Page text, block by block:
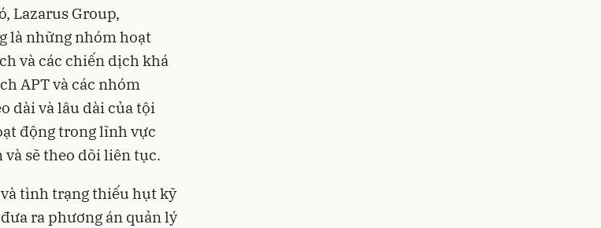
Lazarus Group,
là những nhóm hoạt
và các chiến dịch khá
APT và các nhóm
dài và lâu dài của tội
động trong lĩnh vực
sẽ theo dõi liên tục.
tình trạng thiếu hụt kỹ
ra phương án quản lý